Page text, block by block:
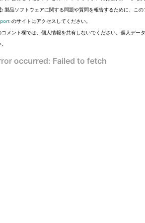
: 製品ソフトウェアに関する問題や質問を報告するために、こ
のサイトにアクセスしてください。
コメント欄では、個人情報を共有しないでください。個人デー